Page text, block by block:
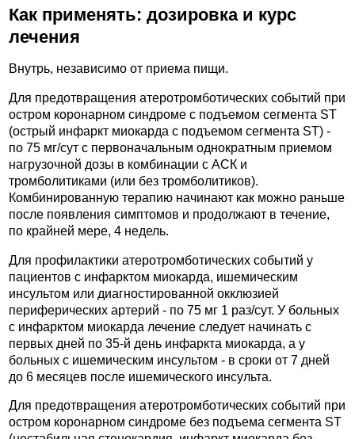
Как применять: дозировка и курс
лечения
Внутрь, независимо от приема пищи.
Для предотвращения атеротромботических событий при
остром коронарном синдроме с подъемом сегмента ST
(острый инфаркт миокарда с подъемом сегмента ST) -
по 75 мг/сут с первоначальным однократным приемом
нагрузочной дозы в комбинации с АСК и
тромболитиками (или без тромболитиков).
Комбинированную терапию начинают как можно раньше
после появления симптомов и продолжают в течение,
по крайней мере, 4 недель.
Для профилактики атеротромботических событий у
пациентов с инфарктом миокарда, ишемическим
инсультом или диагностированной окклюзией
периферических артерий - по 75 мг 1 раз/сут. У больных
с инфарктом миокарда лечение следует начинать с
первых дней по 35-й день инфаркта миокарда, а у
больных с ишемическим инсультом - в сроки от 7 дней
до 6 месяцев после ишемического инсульта.
Для предотвращения атеротромботических событий при
остром коронарном синдроме без подъема сегмента ST